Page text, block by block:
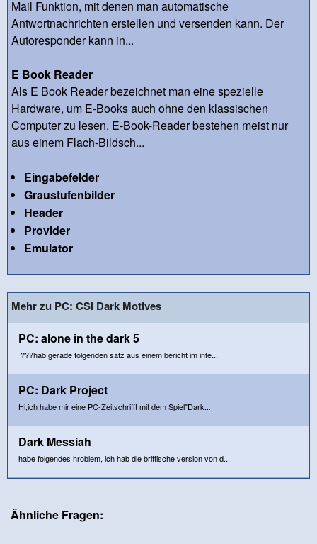
Mail Funktion, mit denen man automatische
Antwortnachrichten erstellen und versenden kann. Der
Autoresponder kann in...
E Book Reader
Als E Book Reader bezeichnet man eine spezielle
Hardware, um E-Books auch ohne den klassischen
Computer zu lesen. E-Book-Reader bestehen meist nur
aus einem Flach-Bildsch...
Eingabefelder
Graustufenbilder
Header
Provider
Emulator
Mehr zu PC: CSI Dark Motives
PC: alone in the dark 5
???hab gerade folgenden satz aus einem bericht im inte...
PC: Dark Project
Hi,ich habe mir eine PC-Zeitschrifft mit dem Spiel"Dark...
Dark Messiah
habe folgendes hroblem, ich hab die brittische version von d...
Ähnliche Fragen: